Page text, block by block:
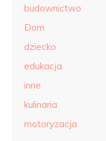
budownictwo
Dom
dziecko
edukacja
inne
kulinaria
motoryzacja